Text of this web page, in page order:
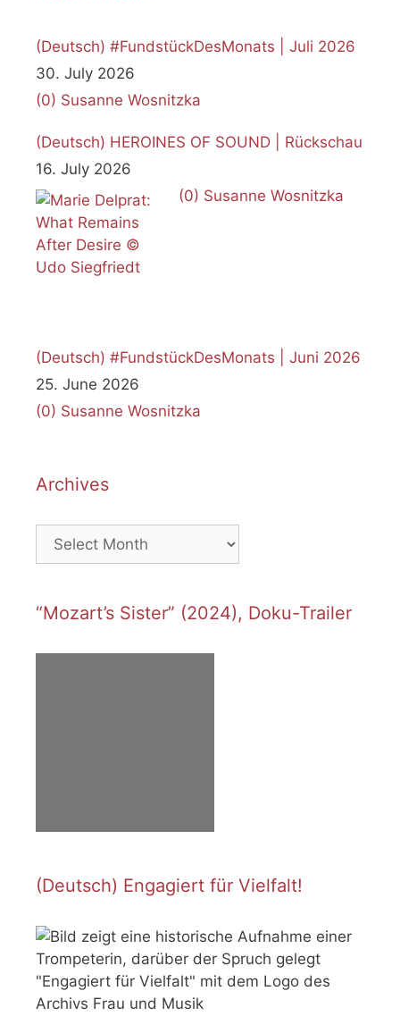
(Deutsch) #FundstückDesMonats | Juli 2026
30. July 2026
(0) Susanne Wosnitzka
(Deutsch) HEROINES OF SOUND | Rückschau
16. July 2026
(0) Susanne Wosnitzka
(Deutsch) #FundstückDesMonats | Juni 2026
25. June 2026
(0) Susanne Wosnitzka
Archives
Archives
“Mozart’s Sister” (2024), Doku-Trailer
(Deutsch) Engagiert für Vielfalt!